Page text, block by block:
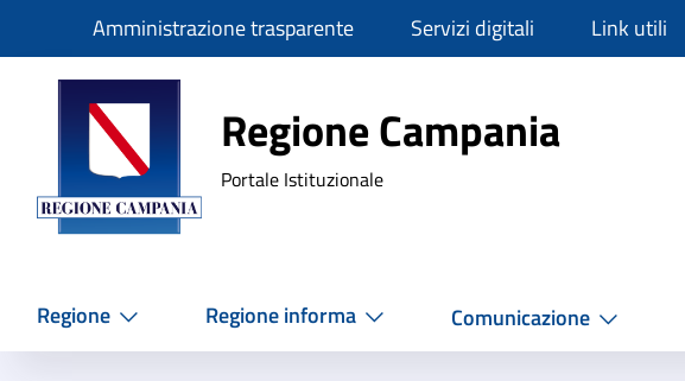
SlimAmministrazione trasparente Servizi digitali Link utili
Regione Campania
Regione Campania
Portale Istituzionale
Regione Regione informa Comunicazione